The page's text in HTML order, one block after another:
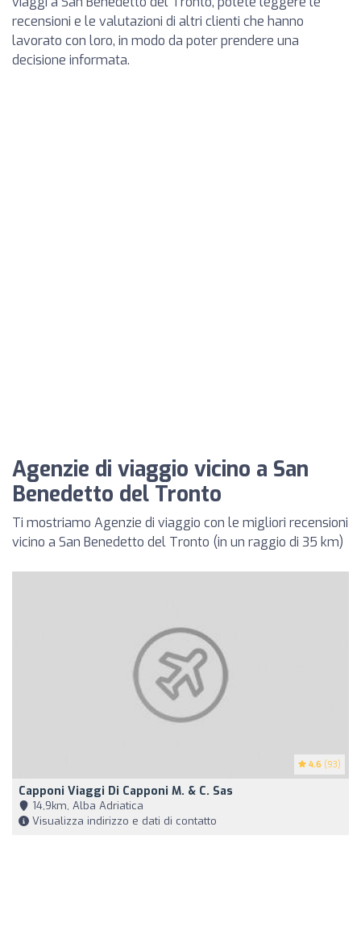
recensioni e le valutazioni di altri clienti che hanno
lavorato con loro, in modo da poter prendere una
decisione informata.
Agenzie di viaggio vicino a San
Benedetto del Tronto
Ti mostriamo Agenzie di viaggio con le migliori recensioni
vicino a San Benedetto del Tronto (in un raggio di 35 km)
4.6 (93)
Capponi Viaggi Di Capponi M. & C. Sas
14,9km, Alba Adriatica
Visualizza indirizzo e dati di contatto